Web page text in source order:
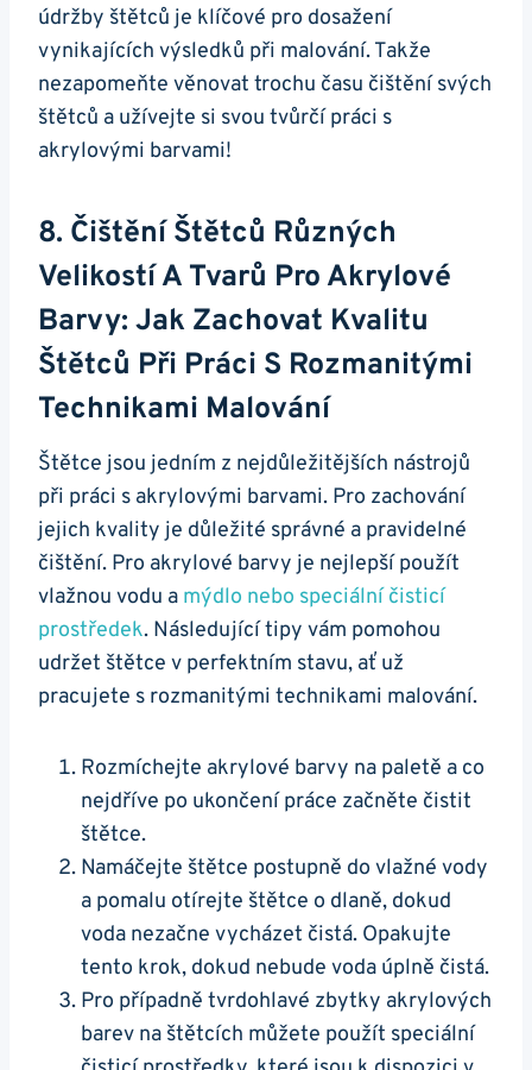
údržby štětců je klíčové pro dosažení
vynikajících výsledků při malování. Takže
nezapomeňte věnovat trochu času čištění svých
​štětců a užívejte si svou tvůrčí práci s
akrylovými barvami!
8. Čištění ‍štětců Různých
Velikostí A⁤ Tvarů Pro​ Akrylové
Barvy: Jak Zachovat Kvalitu
Štětců Při⁣ Práci S Rozmanitými
Technikami Malování
Štětce jsou jedním z nejdůležitějších nástrojů
při práci s akrylovými ‍barvami. Pro zachování
jejich kvality je důležité správné a pravidelné
čištění. Pro akrylové ‌barvy je nejlepší⁣ použít​
vlažnou ‍vodu a mýdlo‌ nebo speciální ⁤čisticí
prostředek. Následující tipy vám pomohou
udržet štětce v perfektním stavu, ať‌ už
pracujete⁢ s rozmanitými technikami malování.
Rozmíchejte⁢ akrylové barvy na ⁣paletě a ⁢co
nejdříve po ukončení práce začněte čistit
štětce.
Namáčejte štětce postupně do vlažné vody
a pomalu otírejte štětce o dlaně, dokud
voda nezačne vycházet čistá.‍ Opakujte ​
tento krok, dokud nebude voda úplně čistá.
Pro případně⁢ tvrdohlavé ‌zbytky akrylových
barev na⁤ štětcích​ můžete použít ‍speciální